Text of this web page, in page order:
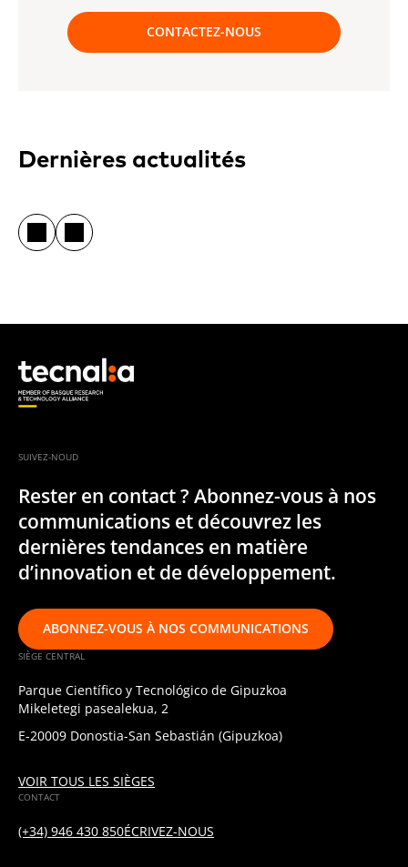
CONTACTEZ-NOUS
Dernières actualités
SUIVEZ-NOUD
Rester en contact ? Abonnez-vous à nos
communications et découvrez les
dernières tendances en matière
d’innovation et de développement.
ABONNEZ-VOUS À NOS COMMUNICATIONS
SIÈGE CENTRAL
Parque Científico y Tecnológico de Gipuzkoa
Mikeletegi pasealekua, 2
E-20009 Donostia-San Sebastián (Gipuzkoa)
VOIR TOUS LES SIÈGES
CONTACT
(+34) 946 430 850ÉCRIVEZ-NOUS